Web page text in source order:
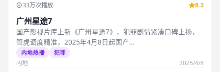
33万次播放 8.2
广州星途7
国产影视片库上新《广州星途7》，犯罪剧情紧凑口碑上扬，
管虎调度精准，2025年4月8日起国产…
内地热播 犯罪
内地 2025/4/8